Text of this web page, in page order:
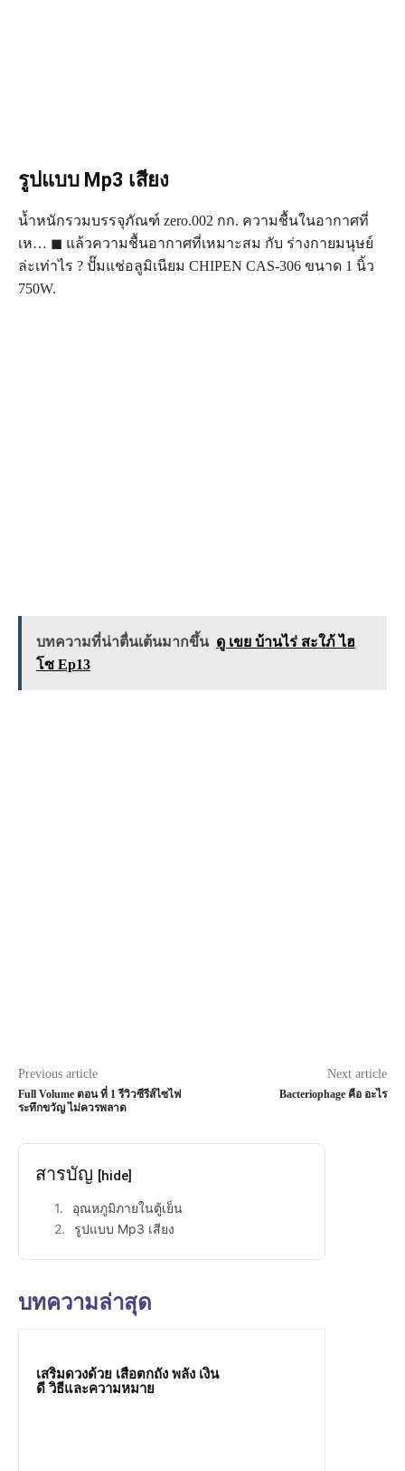
รูปแบบ Mp3 เสียง
น้ำหนักรวมบรรจุภัณฑ์ zero.002 กก. ความชื้นในอากาศที่
เห… ◼ แล้วความชื้นอากาศที่เหมาะสม กับ ร่างกายมนุษย์
ล่ะเท่าไร ? ปั๊มแช่อลูมิเนียม CHIPEN CAS-306 ขนาด 1 นิ้ว
750W.
บทความที่น่าตื่นเต้นมากขึ้น ดู เขย บ้านไร่ สะใภ้ ไฮ
โซ Ep13
Previous article
Full Volume ตอน ที่ 1 รีวิวซีรีส์ไซไฟ
ระทึกขวัญ ไม่ควรพลาด
Next article
Bacteriophage คือ อะไร
สารบัญ [hide]
อุณหภูมิภายในตู้เย็น
รูปแบบ Mp3 เสียง
บทความล่าสุด
เสริมดวงด้วย เสือตกถัง พลัง เงิน
ดี วิธีและความหมาย